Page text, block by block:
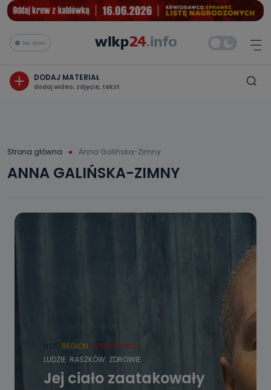
Na żywo
DODAJ MATERIAŁ
dodaj wideo, zdjęcie, tekst
Strona główna Anna Galińska-Zimny
ANNA GALIŃSKA-ZIMNY
HOT REGION WIADOMOŚCI
LUDZIE RASZKÓW ZDROWIE
Jej ciało zaatakowały